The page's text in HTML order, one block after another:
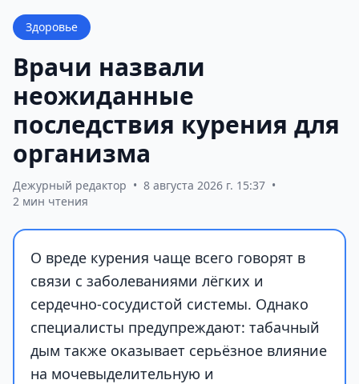
Здоровье
Врачи назвали
неожиданные
последствия курения для
организма
Дежурный редактор • 8 августа 2026 г. 15:37 •
2 мин чтения
О вреде курения чаще всего говорят в
связи с заболеваниями лёгких и
сердечно-сосудистой системы. Однако
специалисты предупреждают: табачный
дым также оказывает серьёзное влияние
на мочевыделительную и